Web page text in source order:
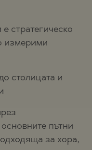
стратегическо
измерими
столицата и
пътни
за хора,